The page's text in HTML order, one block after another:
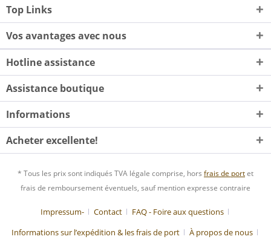
Top Links
Vos avantages avec nous
Hotline assistance
Assistance boutique
Informations
Acheter excellente!
* Tous les prix sont indiqués TVA légale comprise, hors frais de portet
frais de remboursement éventuels, sauf mention expresse contraire
Impressum- Contact
FAQ - Foire aux questions
Informations sur l’expédition & les frais de port
À propos de nous